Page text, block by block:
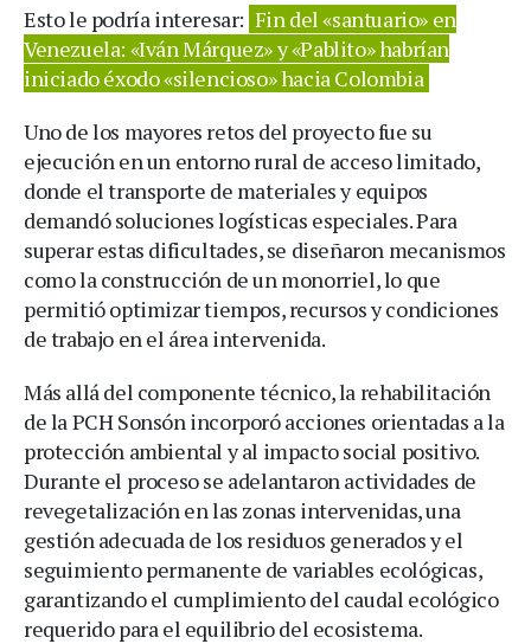
Esto le podría interesar: Fin del «santuario» en
Venezuela: «Iván Márquez» y «Pablito» habrían
iniciado éxodo «silencioso» hacia Colombia
Uno de los mayores retos del proyecto fue su
ejecución en un entorno rural de acceso limitado,
donde el transporte de materiales y equipos
demandó soluciones logísticas especiales. Para
superar estas dificultades, se diseñaron mecanismos
como la construcción de un monorriel, lo que
permitió optimizar tiempos, recursos y condiciones
de trabajo en el área intervenida.
Más allá del componente técnico, la rehabilitación
de la PCH Sonsón incorporó acciones orientadas a la
protección ambiental y al impacto social positivo.
Durante el proceso se adelantaron actividades de
revegetalización en las zonas intervenidas, una
gestión adecuada de los residuos generados y el
seguimiento permanente de variables ecológicas,
garantizando el cumplimiento del caudal ecológico
requerido para el equilibrio del ecosistema.